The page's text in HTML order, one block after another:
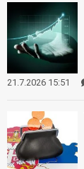
21.7.2026 15:51